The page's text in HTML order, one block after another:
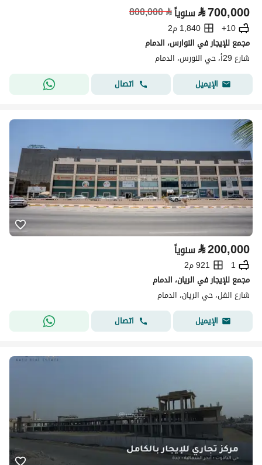
⃁700,000 سنوياً⃁
800,000
10+
1,840 م2
مجمع للإيجار في النوارس، الدمام
شارع 29أ، حي النورس، الدمام
الإيميل
اتصال
⃁200,000 سنوياً
1
921 م2
مجمع للإيجار في الريان، الدمام
شارع الفل، حي الريان، الدمام
الإيميل
اتصال